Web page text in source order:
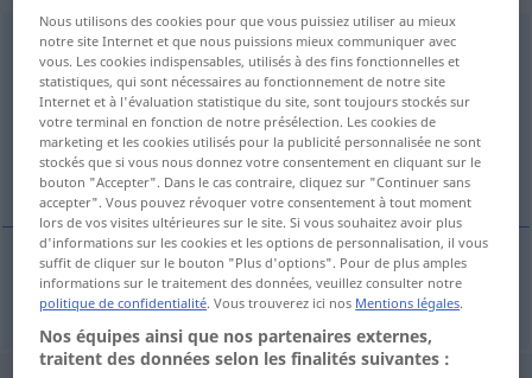
ekliptikaf
Vue d'ensemble de toutes les traductions
(Pour plus d'informations, cliquez sur/touchez la traduction)
Ekliptik
Ekliptikf ekliptika
Nous utilisons des cookies pour que vous puissiez utiliser au mieux
notre site Internet et que nous puissions mieux communiquer avec
vous. Les cookies indispensables, utilisés à des fins fonctionnelles et
statistiques, qui sont nécessaires au fonctionnement de notre site
Internet et à l'évaluation statistique du site, sont toujours stockés sur
votre terminal en fonction de notre présélection. Les cookies de
marketing et les cookies utilisés pour la publicité personnalisée ne sont
stockés que si vous nous donnez votre consentement en cliquant sur le
bouton "Accepter". Dans le cas contraire, cliquez sur "Continuer sans
accepter". Vous pouvez révoquer votre consentement à tout moment
lors de vos visites ultérieures sur le site. Si vous souhaitez avoir plus
d'informations sur les cookies et les options de personnalisation, il vous
suffit de cliquer sur le bouton "Plus d'options". Pour de plus amples
informations sur le traitement des données, veuillez consulter notre
politique de confidentialité. Vous trouverez ici nos Mentions légales.
Nos équipes ainsi que nos partenaires externes,
traitent des données selon les finalités suivantes :